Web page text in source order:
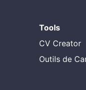
Tools
CV Creator
Outils de